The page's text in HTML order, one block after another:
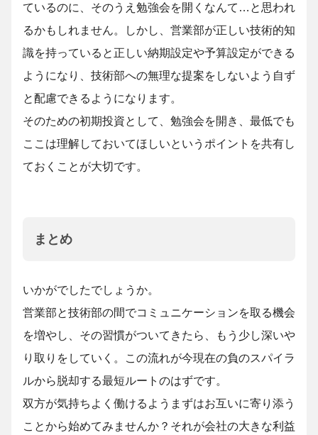
ているのに、そのうえ勉強会を開くなんて…と思われ
るかもしれません。しかし、営業部が正しい技術的知
識を持っていると正しい納期設定や予算設定ができる
ようになり、技術部への無理な提案をしないよう自ず
と配慮できるようになります。
そのための初期投資として、勉強会を開き、最低でも
ここは理解しておいてほしいというポイントを共有し
ておくことが大切です。
まとめ
いかがでしたでしょうか。
営業部と技術部の間でコミュニケーションを取る機会
を増やし、その習慣がついてきたら、もう少し深いや
り取りをしていく。この流れが今現在の負のスパイラ
ルから脱却する最短ルートのはずです。
双方が気持ちよく働けるようまずはお互いに寄り添う
ことから始めてみませんか？それが会社の大きな利益